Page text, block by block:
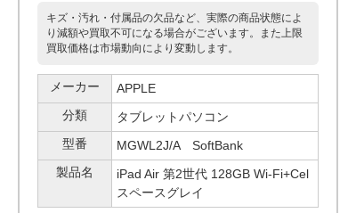
キズ・汚れ・付属品の欠品など、実際の商品状態によ
り減額や買取不可になる場合がございます。また上限
買取価格は市場動向により変動します。
メーカー
APPLE
分類
タブレットパソコン
型番
MGWL2J/A SoftBank
製品名
iPad Air 第2世代 128GB Wi-Fi+Cel
スペースグレイ